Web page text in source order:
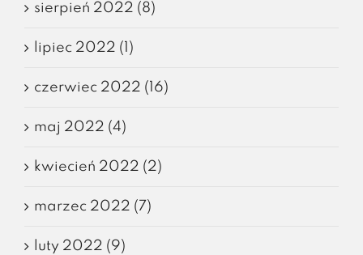
sierpień 2022 (8)
lipiec 2022 (1)
czerwiec 2022 (16)
maj 2022 (4)
kwiecień 2022 (2)
marzec 2022 (7)
luty 2022 (9)